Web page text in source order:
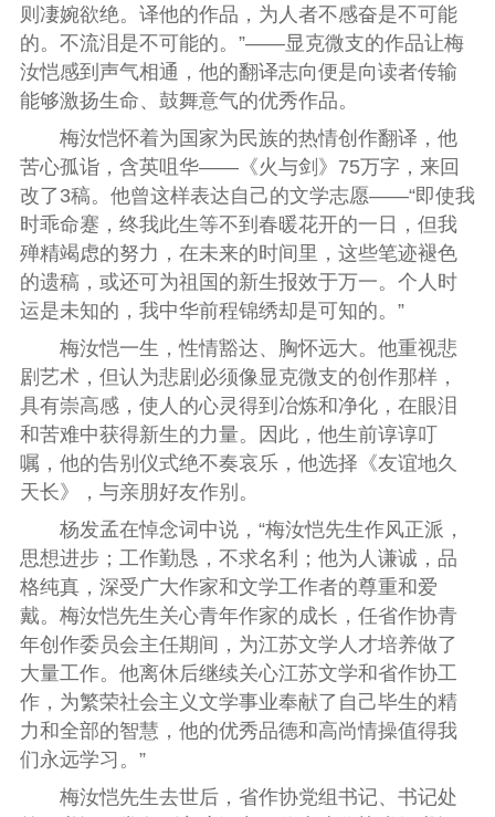
则凄婉欲绝。译他的作品，为人者不感奋是不可能
的。不流泪是不可能的。”——显克微支的作品让梅
汝恺感到声气相通，他的翻译志向便是向读者传输
能够激扬生命、鼓舞意气的优秀作品。
梅汝恺怀着为国家为民族的热情创作翻译，他
苦心孤诣，含英咀华——《火与剑》75万字，来回
改了3稿。他曾这样表达自己的文学志愿——“即使我
时乖命蹇，终我此生等不到春暖花开的一日，但我
殚精竭虑的努力，在未来的时间里，这些笔迹褪色
的遗稿，或还可为祖国的新生报效于万一。个人时
运是未知的，我中华前程锦绣却是可知的。”
梅汝恺一生，性情豁达、胸怀远大。他重视悲
剧艺术，但认为悲剧必须像显克微支的创作那样，
具有崇高感，使人的心灵得到冶炼和净化，在眼泪
和苦难中获得新生的力量。因此，他生前谆谆叮
嘱，他的告别仪式绝不奏哀乐，他选择《友谊地久
天长》，与亲朋好友作别。
杨发孟在悼念词中说，“梅汝恺先生作风正派，
思想进步；工作勤恳，不求名利；他为人谦诚，品
格纯真，深受广大作家和文学工作者的尊重和爱
戴。梅汝恺先生关心青年作家的成长，任省作协青
年创作委员会主任期间，为江苏文学人才培养做了
大量工作。他离休后继续关心江苏文学和省作协工
作，为繁荣社会主义文学事业奉献了自己毕生的精
力和全部的智慧，他的优秀品德和高尚情操值得我
们永远学习。”
梅汝恺先生去世后，省作协党组书记、书记处